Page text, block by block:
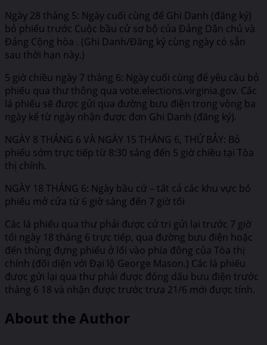
Ngày 28 tháng 5: Ngày cuối cùng để Ghi Danh (đăng ký)
bỏ phiếu trước Cuộc bầu cử sơ bộ của Đảng Dân chủ và
Đảng Cộng hòa . (Ghi Danh/Đăng ký cùng ngày có sẵn
sau thời hạn này.)
5 giờ chiều ngày 7 tháng 6: Ngày cuối cùng để yêu cầu bỏ
phiếu qua thư thông qua vote.elections.virginia.gov. Các
lá phiếu sẽ được gửi qua đường bưu điện trong vòng ba
ngày kể từ ngày nhận được đơn Ghi Danh (đăng ký).
NGÀY 8 THÁNG 6 VÀ NGÀY 15 THÁNG 6, THỨ BẢY: Bỏ
phiếu sớm trực tiếp từ 8:30 sáng đến 5 giờ chiều tại Tòa
thị chính.
NGÀY 18 THÁNG 6: Ngày bầu cử – tất cả các khu vực bỏ
phiếu mở cửa từ 6 giờ sáng đến 7 giờ tối
Các lá phiếu qua thư phải được cử tri gửi lại trước 7 giờ
tối ngày 18 tháng 6 trực tiếp, qua đường bưu điện hoặc
đến thùng đựng phiếu ở lối vào phía đông của Tòa thị
chính (đối diện với Đại lộ George Mason.) Các lá phiếu
được gửi lại qua thư phải được đóng dấu bưu điện trước
tháng 6 18 và nhận được trước trưa 21/6 mới được tính.
About the Author